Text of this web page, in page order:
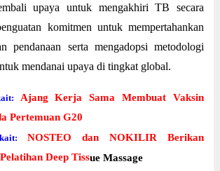
upaya untuk mengakhiri TB secara
komitmen untuk mempertahankan
pendanaan serta mengadopsi metodologi
mendanai upaya di tingkat global.
Ajang Kerja Sama Membuat Vaksin
Pertemuan G20
NOSTEO dan NOKILIR Berikan
Deep Tissue Massage